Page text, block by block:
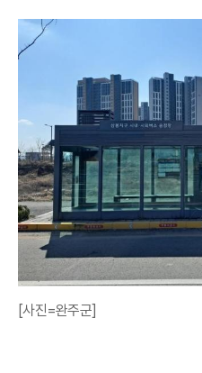
[사진=완주군]